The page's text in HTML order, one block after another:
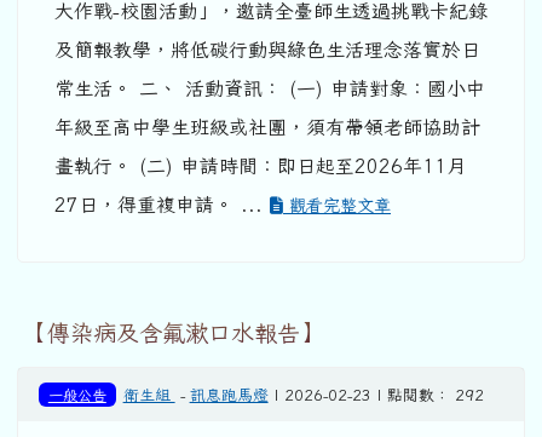
大作戰-校園活動」，邀請全臺師生透過挑戰卡紀錄
及簡報教學，將低碳行動與綠色生活理念落實於日
常生活。 二、 活動資訊： (一) 申請對象：國小中
年級至高中學生班級或社團，須有帶領老師協助計
畫執行。 (二) 申請時間：即日起至2026年11月
27日，得重複申請。 ...
觀看完整文章
【傳染病及含氟漱口水報告】
一般公告 衛生組 - 訊息跑馬燈| 2026-02-23 | 點閱數： 292